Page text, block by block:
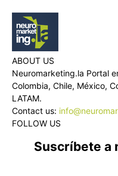
ABOUT US
Neuromarketing.la Portal
Colombia, Chile, México,
LATAM.
Contact us:
FOLLOW US
Suscríbete a